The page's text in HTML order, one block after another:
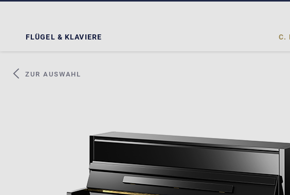
FLÜGEL & KLAVIERE C.
ZUR AUSWAHL